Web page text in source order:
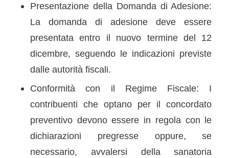
Presentazione della Domanda di Adesione:
La domanda di adesione deve essere
presentata entro il nuovo termine del 12
dicembre, seguendo le indicazioni previste
dalle autorità fiscali.
Conformità con il Regime Fiscale: I
contribuenti che optano per il concordato
preventivo devono essere in regola con le
dichiarazioni pregresse oppure, se
necessario, avvalersi della sanatoria